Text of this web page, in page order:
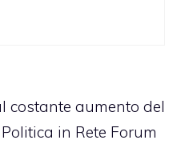
costante aumento del
in Rete Forum